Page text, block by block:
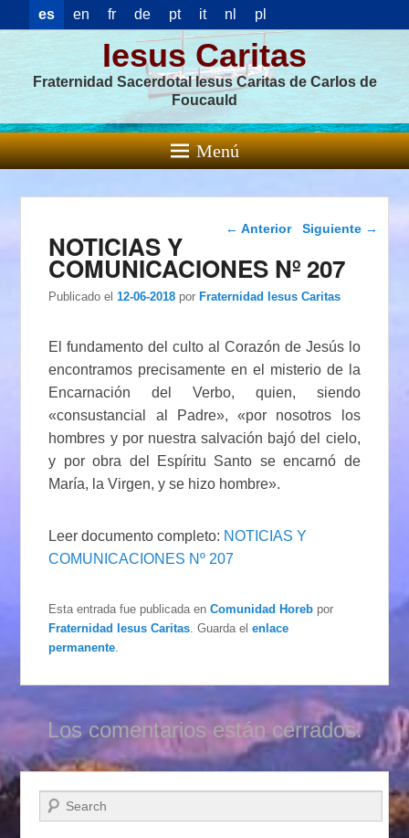
es en fr de pt it nl pl
Iesus Caritas
Fraternidad Sacerdotal Iesus Caritas de Carlos de
Foucauld
Menú
Navegación de
entradas
← Anterior Siguiente →
NOTICIAS Y
COMUNICACIONES Nº 207
Publicado el 12-06-2018 porFraternidad Iesus Caritas
El fundamento del culto al Corazón de Jesús lo
encontramos precisamente en el misterio de la
Encarnación del Verbo, quien, siendo
«consustancial al Padre», «por nosotros los
hombres y por nuestra salvación bajó del cielo,
y por obra del Espíritu Santo se encarnó de
María, la Virgen, y se hizo hombre».
Leer documento completo: NOTICIAS Y
COMUNICACIONES Nº 207
Esta entrada fue publicada enComunidad Horeb por
Fraternidad Iesus Caritas . Guarda elenlace
permanente
Los comentarios están cerrados.
Buscar